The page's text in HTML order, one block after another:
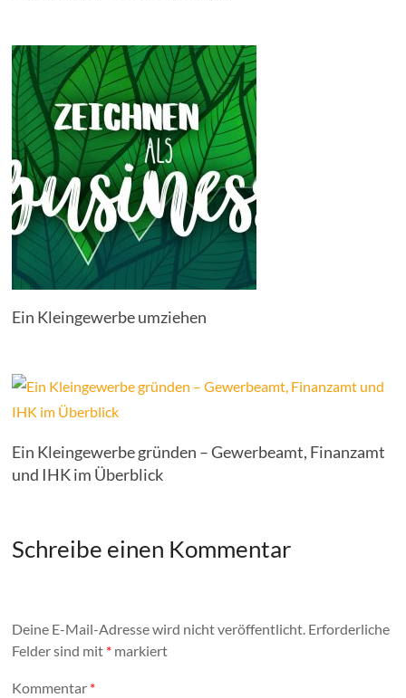
Ein Kleingewerbe umziehen
Ein Kleingewerbe gründen – Gewerbeamt, Finanzamt
und IHK im Überblick
Schreibe einen Kommentar
Deine E-Mail-Adresse wird nicht veröffentlicht. Erforderliche
Felder sind mit * markiert
Kommentar *